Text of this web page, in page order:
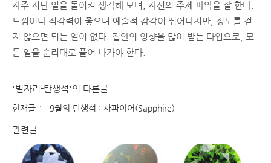
자주 지난 일을 돌이켜 생각해 보며, 자신의 주제 파악을 잘 한다.
느낌이나 직감력이 좋으며 예술적 감각이 뛰어나지만, 정도를 걷
지 않으면 되는 일이 없다. 집안의 영향을 많이 받는 타입으로, 모
든 일을 순리대로 풀어 나가야 한다.
'별자리-탄생석'의 다른글
현재글 9월의 탄생석 : 사파이어(Sapphire)
관련글